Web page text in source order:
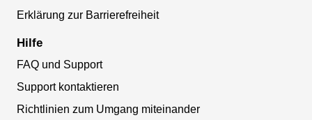
Erklärung zur Barrierefreiheit
Hilfe
FAQ und Support
Support kontaktieren
Richtlinien zum Umgang miteinander